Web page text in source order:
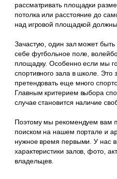
рассматривать площадки
потолка или расстояние до
над игровой площадкой
Зачастую, один зал может
себе футбольное поле,
площадку. Особенно если мы
спортивного зала в школе. Это
претендовать еще много
Главным критерием выбора
случае становится наличие
Поэтому мы рекомендуем вам
поиском на нашем портале и
нужное время первыми. У нас
характеристики залов, фото,
владельцев.